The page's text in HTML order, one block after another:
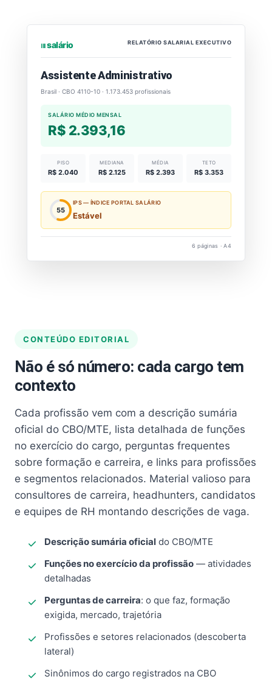
⏐⏐⏐ salário RELATÓRIO SALARIAL EXECUTIVO
Assistente Administrativo
Brasil · CBO 4110-10 · 1.173.453 profissionais
SALÁRIO MÉDIO MENSAL
R$ 2.393,16
PISO
R$ 2.040
MEDIANA
R$ 2.125
MÉDIA
R$ 2.393
TETO
R$ 3.353
55
IPS — ÍNDICE PORTAL SALÁRIO
Estável
6 páginas · A4
CONTEÚDO EDITORIAL
Não é só número: cada cargo tem
contexto
Cada profissão vem com a descrição sumária
oficial do CBO/MTE, lista detalhada de funções
no exercício do cargo, perguntas frequentes
sobre formação e carreira, e links para profissões
e segmentos relacionados. Material valioso para
consultores de carreira, headhunters, candidatos
e equipes de RH montando descrições de vaga.
Descrição sumária oficial do CBO/MTE
Funções no exercício da profissão — atividades
detalhadas
Perguntas de carreira: o que faz, formação
exigida, mercado, trajetória
Profissões e setores relacionados (descoberta
lateral)
Sinônimos do cargo registrados na CBO